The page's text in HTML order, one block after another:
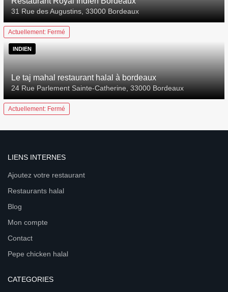
31 Rue des Augustins, 33000 Bordeaux
Actuellement: Fermé
INDIEN
Le taj mahal restaurant halal à bordeaux
24 Rue Parlement Sainte-Catherine, 33000 Bordeaux
Actuellement: Fermé
LIENS INTERNES
Ajoutez votre restaurant
Restaurants halal
Blog
Mon compte
Contact
Pepe chicken halal
CATEGORIES